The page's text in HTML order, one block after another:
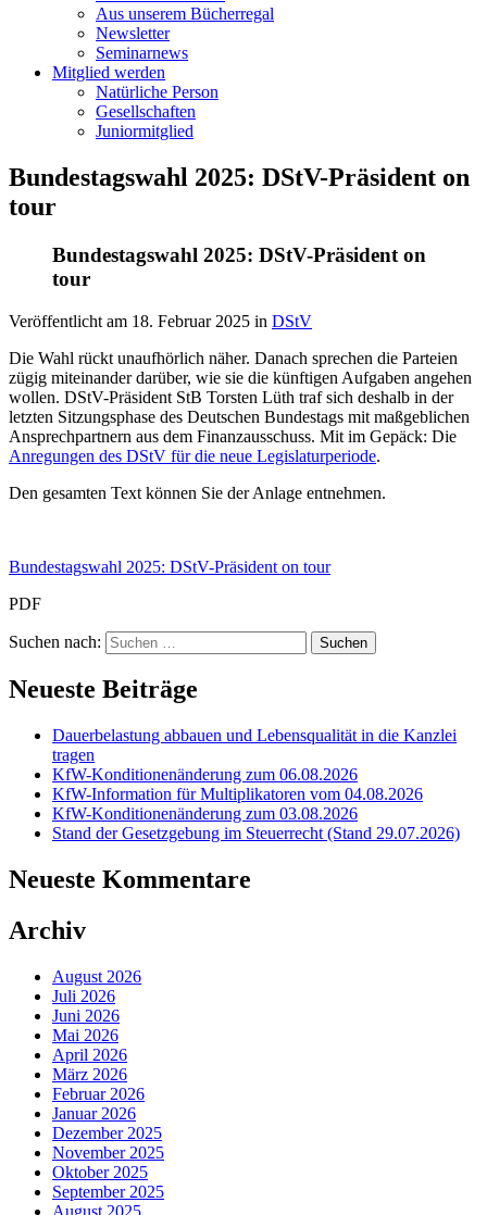
Aus unserem Bücherregal
Newsletter
Seminarnews
Mitglied werden
Natürliche Person
Gesellschaften
Juniormitglied
Bundestagswahl 2025: DStV-Präsident on
tour
Bundestagswahl 2025: DStV-Präsident on
tour
Veröffentlicht am 18. Februar 2025 in DStV
Die Wahl rückt unaufhörlich näher. Danach sprechen die Parteien
zügig miteinander darüber, wie sie die künftigen Aufgaben angehen
wollen. DStV-Präsident StB Torsten Lüth traf sich deshalb in der
letzten Sitzungsphase des Deutschen Bundestags mit maßgeblichen
Ansprechpartnern aus dem Finanzausschuss. Mit im Gepäck: Die
Anregungen des DStV für die neue Legislaturperiode.
Den gesamten Text können Sie der Anlage entnehmen.
Bundestagswahl 2025: DStV-Präsident on tour
PDF
Suchen nach:
Neueste Beiträge
Dauerbelastung abbauen und Lebensqualität in die Kanzlei
tragen
KfW-Konditionenänderung zum 06.08.2026
KfW-Information für Multiplikatoren vom 04.08.2026
KfW-Konditionenänderung zum 03.08.2026
Stand der Gesetzgebung im Steuerrecht (Stand 29.07.2026)
Neueste Kommentare
Archiv
August 2026
Juli 2026
Juni 2026
Mai 2026
April 2026
März 2026
Februar 2026
Januar 2026
Dezember 2025
November 2025
Oktober 2025
September 2025
August 2025